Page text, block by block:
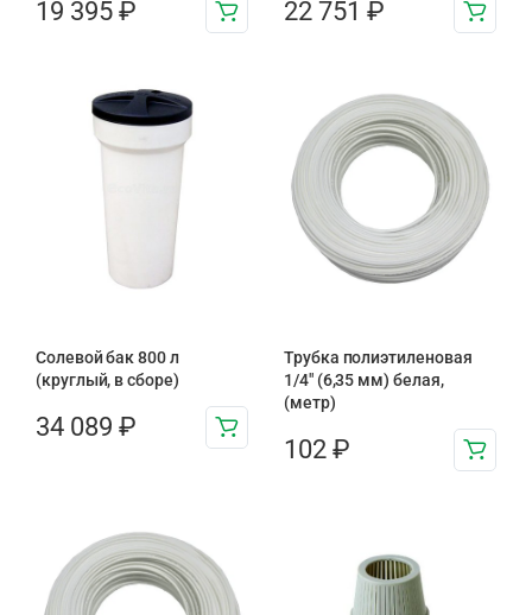
19 395 ₽ 22 751 ₽
Солевой бак 800 л
(круглый, в сборе)
34 089 ₽
Трубка полиэтиленовая
1/4″ (6,35 мм) белая,
(метр)
102 ₽